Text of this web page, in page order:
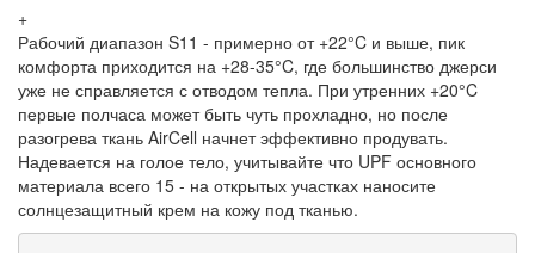
+
Рабочий диапазон S11 - примерно от +22°C и выше, пик
комфорта приходится на +28-35°C, где большинство джерси
уже не справляется с отводом тепла. При утренних +20°C
первые полчаса может быть чуть прохладно, но после
разогрева ткань AirCell начнет эффективно продувать.
Надевается на голое тело, учитывайте что UPF основного
материала всего 15 - на открытых участках наносите
солнцезащитный крем на кожу под тканью.